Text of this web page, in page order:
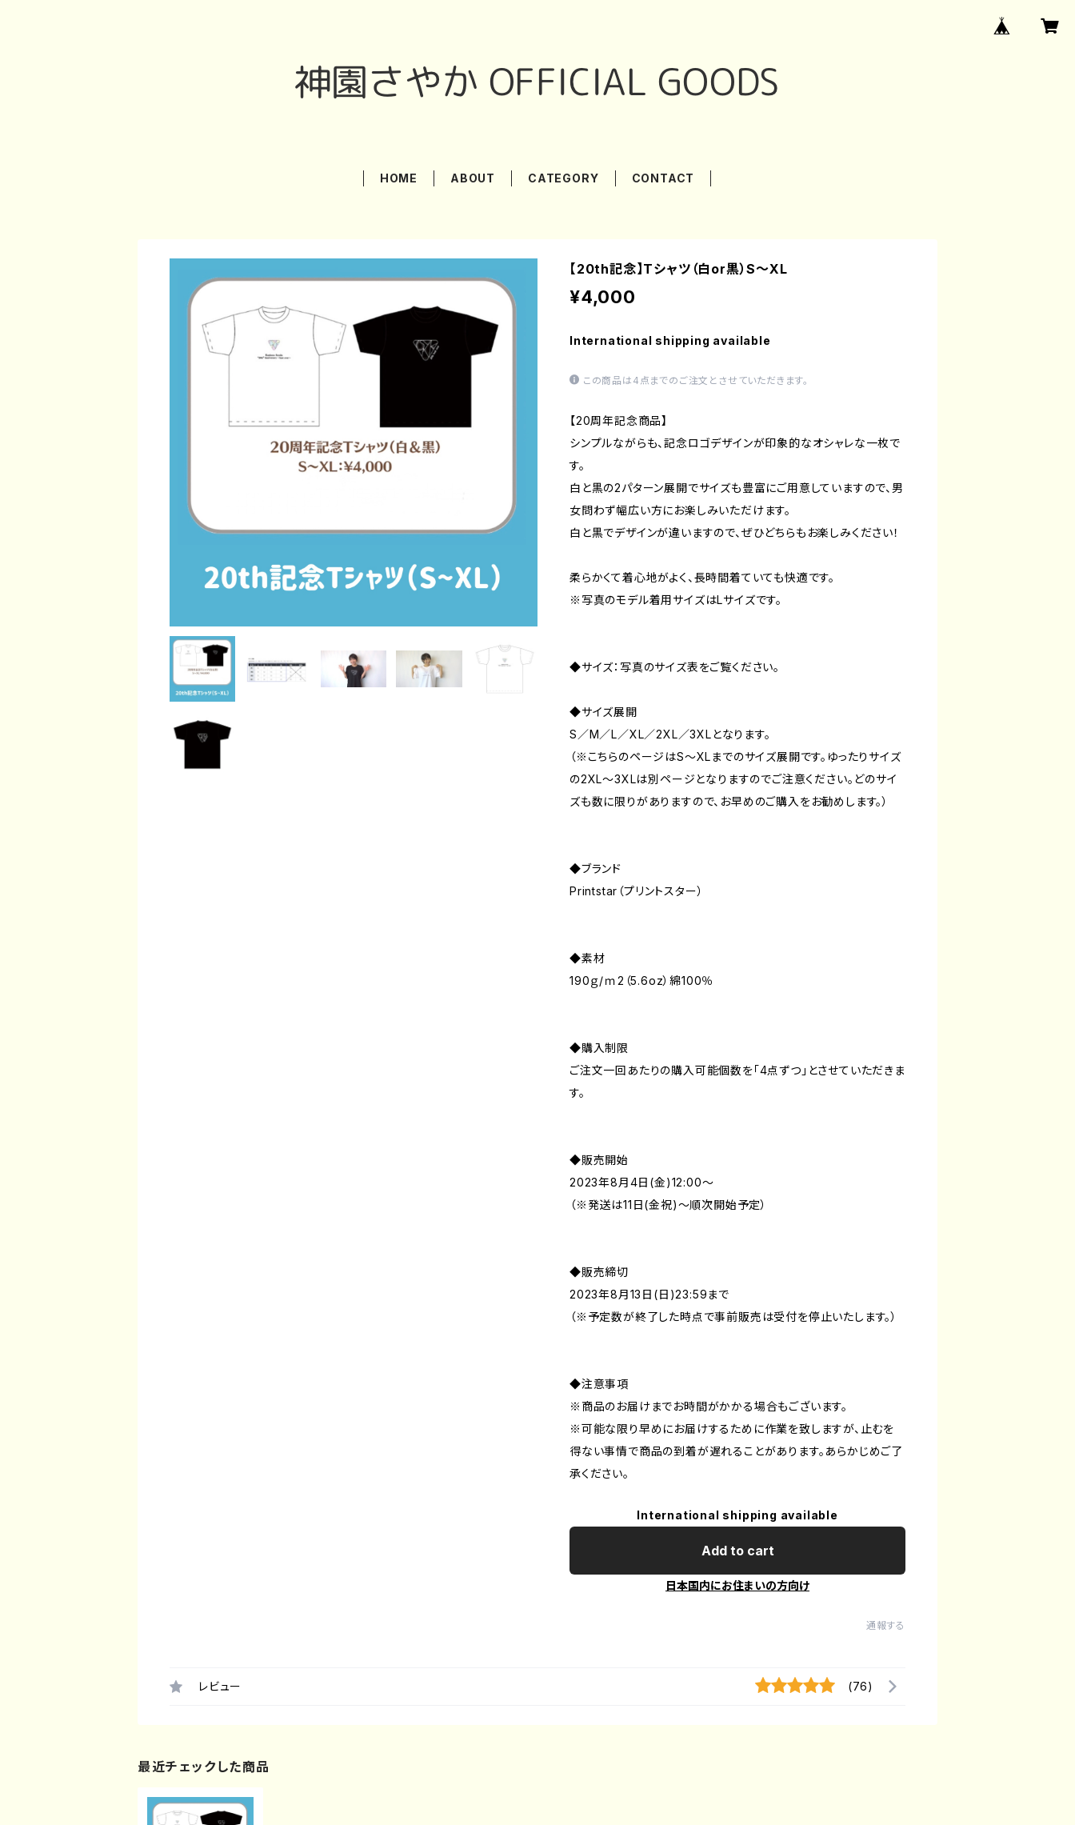
HOME ABOUT CATEGORY CONTACT
【20th記念】Tシャツ（白or黒）S〜XL
¥4,000
International shipping available
この商品は4点までのご注文とさせていただきます。
【20周年記念商品】
シンプルながらも、記念ロゴデザインが印象的なオシャレな一枚で
す。
白と黒の2パターン展開でサイズも豊富にご用意していますので、男
女問わず幅広い方にお楽しみいただけます。
白と黒でデザインが違いますので、ぜひどちらもお楽しみください！
柔らかくて着心地がよく、長時間着ていても快適です。
※写真のモデル着用サイズはLサイズです。
◆サイズ：写真のサイズ表をご覧ください。
◆サイズ展開
S／M／L／XL／2XL／3XLとなります。
（※こちらのページはS〜XLまでのサイズ展開です。ゆったりサイズ
の2XL〜3XLは別ページとなりますのでご注意ください。どのサイ
ズも数に限りがありますので、お早めのご購入をお勧めします。）
◆ブランド
Printstar（プリントスター）
◆素材
190ｇ/ｍ2（5.6oz）綿100％
◆購入制限
ご注文一回あたりの購入可能個数を「4点ずつ」とさせていただきま
す。
◆販売開始
2023年8月4日(金)12:00～
（※発送は11日(金祝)〜順次開始予定）
◆販売締切
2023年8月13日(日)23:59まで
（※予定数が終了した時点で事前販売は受付を停止いたします。）
◆注意事項
※商品のお届けまでお時間がかかる場合もございます。
※可能な限り早めにお届けするために作業を致しますが、止むを
得ない事情で商品の到着が遅れることがあります。あらかじめご了
承ください。
International shipping available
Add to cart
日本国内にお住まいの方向け
通報する
レビュー (76)
最近チェックした商品